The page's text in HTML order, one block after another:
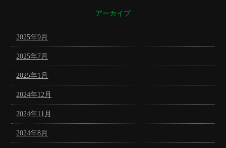
アーカイブ
2025年9月
2025年7月
2025年1月
2024年12月
2024年11月
2024年8月